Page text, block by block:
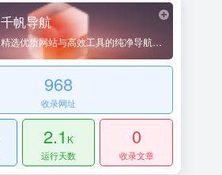
千帆导航
精选优质网站与高效工具的纯净导航平台
968
收录网址
2.1 K
运行天数
0
收录文章